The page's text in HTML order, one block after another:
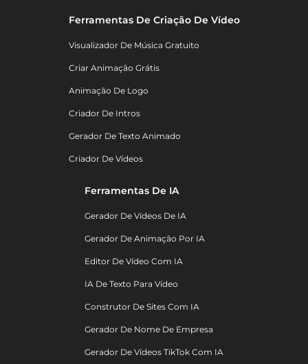
Ferramentas De Criação De Vídeo
Visualizador De Música Gratuito
Criar Animação Grátis
Animação De Logo
Criador De Intros
Gerador De Texto Animado
Criador De Vídeos
Ferramentas De IA
Gerador De Vídeos De IA
Gerador De Animação Por IA
Editor De Vídeo Com IA
IA De Texto Para Vídeo
Construtor De Sites Com IA
Gerador De Nome De Empresa
Gerador De Vídeos TikTok Com IA